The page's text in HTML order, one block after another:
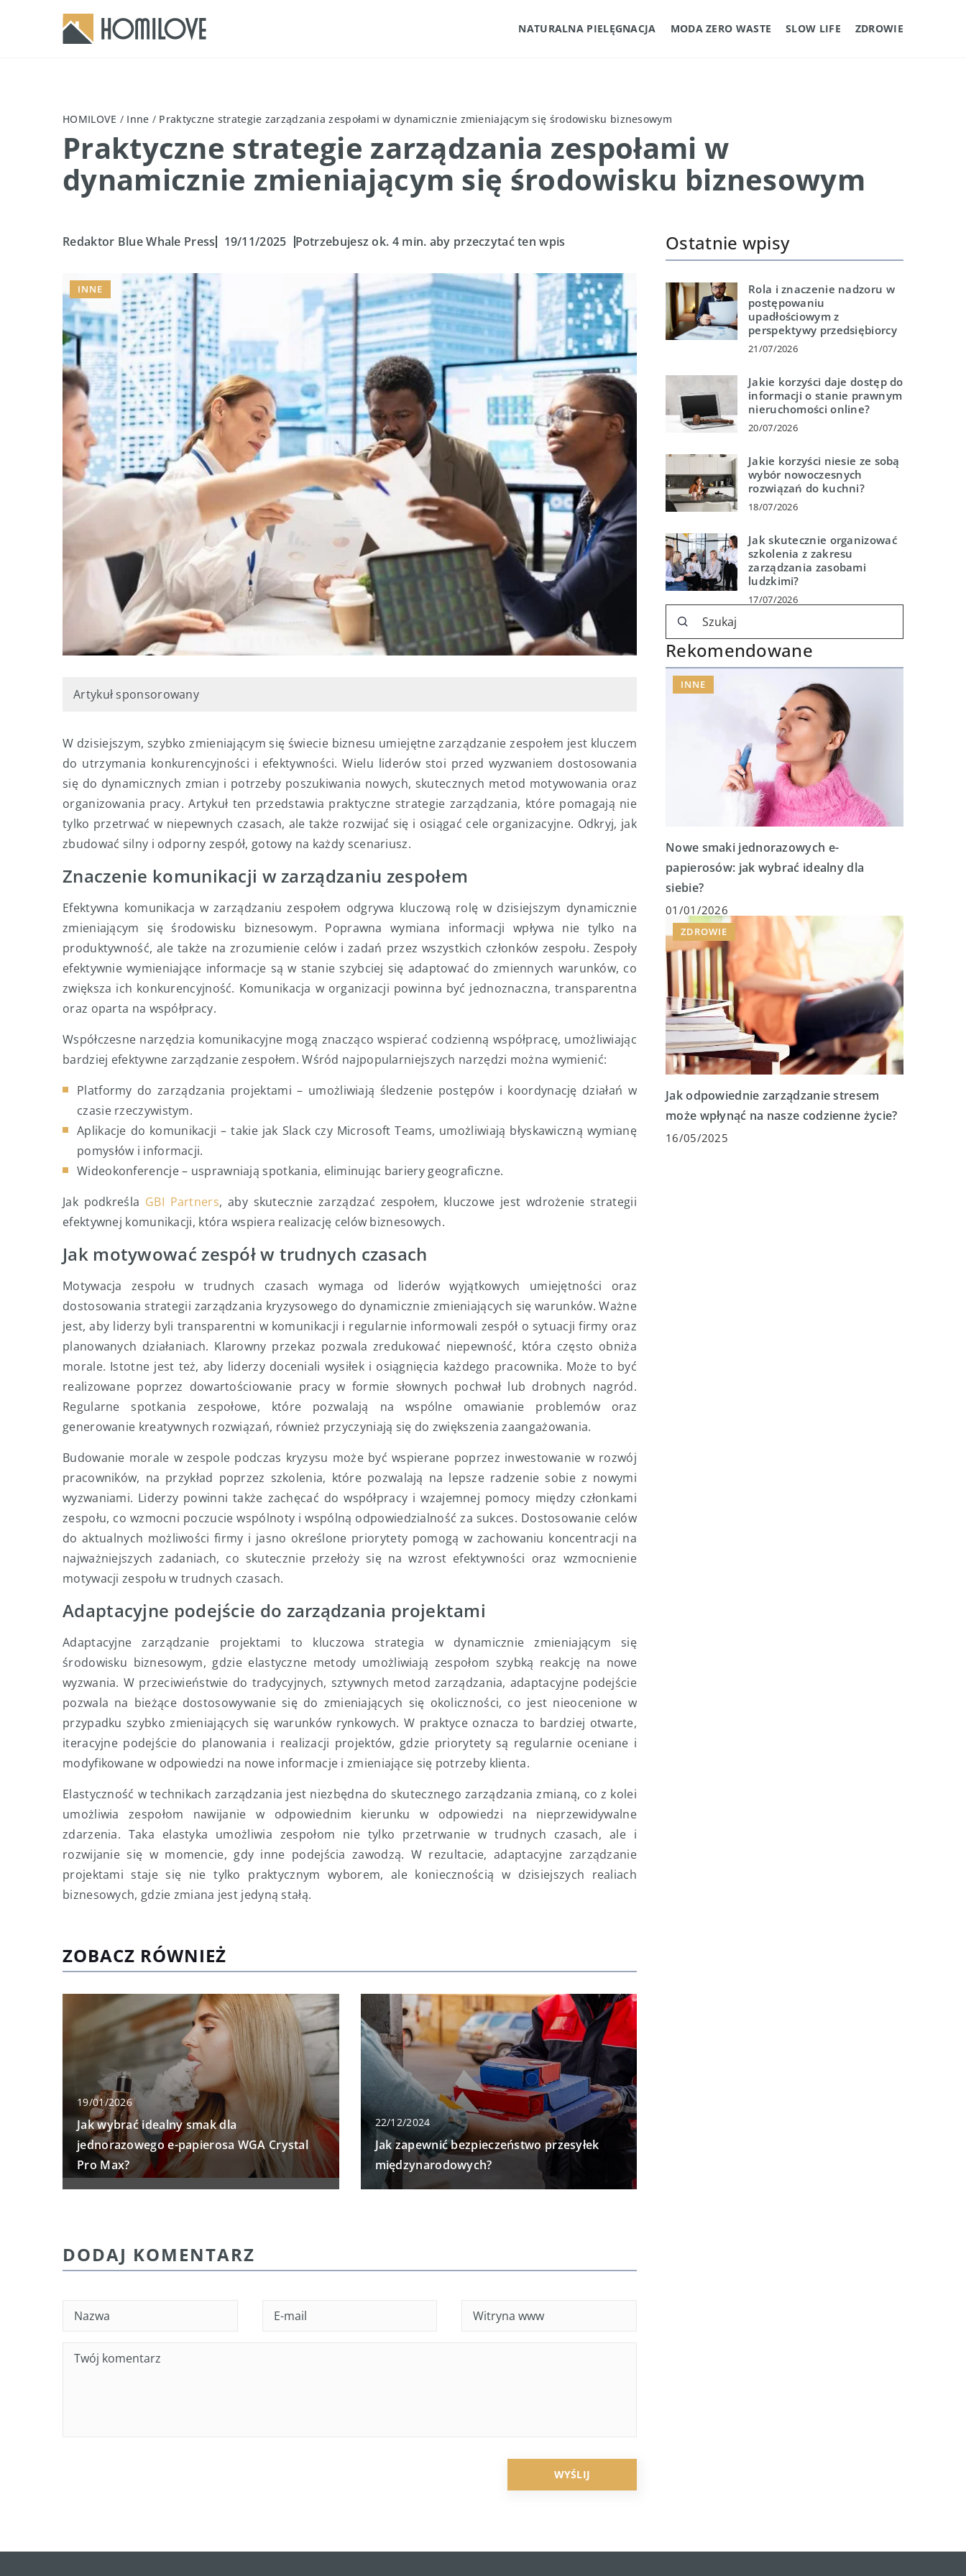
NATURALNA PIELĘGNACJA MODA ZERO WASTE SLOW LIFE ZDROWIE
HOMILOVE / Inne / Praktyczne strategie zarządzania zespołami w dynamicznie zmieniającym się środowisku biznesowym
Praktyczne strategie zarządzania zespołami w
dynamicznie zmieniającym się środowisku biznesowym
Redaktor Blue Whale Press 19/11/2025 Potrzebujesz ok. 4 min. aby przeczytać ten wpis
INNE
Artykuł sponsorowany
W dzisiejszym, szybko zmieniającym się świecie biznesu umiejętne zarządzanie zespołem jest kluczem
do utrzymania konkurencyjności i efektywności. Wielu liderów stoi przed wyzwaniem dostosowania
się do dynamicznych zmian i potrzeby poszukiwania nowych, skutecznych metod motywowania oraz
organizowania pracy. Artykuł ten przedstawia praktyczne strategie zarządzania, które pomagają nie
tylko przetrwać w niepewnych czasach, ale także rozwijać się i osiągać cele organizacyjne. Odkryj, jak
zbudować silny i odporny zespół, gotowy na każdy scenariusz.
Znaczenie komunikacji w zarządzaniu zespołem
Efektywna komunikacja w zarządzaniu zespołem odgrywa kluczową rolę w dzisiejszym dynamicznie
zmieniającym się środowisku biznesowym. Poprawna wymiana informacji wpływa nie tylko na
produktywność, ale także na zrozumienie celów i zadań przez wszystkich członków zespołu. Zespoły
efektywnie wymieniające informacje są w stanie szybciej się adaptować do zmiennych warunków, co
zwiększa ich konkurencyjność. Komunikacja w organizacji powinna być jednoznaczna, transparentna
oraz oparta na współpracy.
Współczesne narzędzia komunikacyjne mogą znacząco wspierać codzienną współpracę, umożliwiając
bardziej efektywne zarządzanie zespołem. Wśród najpopularniejszych narzędzi można wymienić:
Platformy do zarządzania projektami – umożliwiają śledzenie postępów i koordynację działań w
czasie rzeczywistym.
Aplikacje do komunikacji – takie jak Slack czy Microsoft Teams, umożliwiają błyskawiczną wymianę
pomysłów i informacji.
Wideokonferencje – usprawniają spotkania, eliminując bariery geograficzne.
Jak podkreśla GBI Partners, aby skutecznie zarządzać zespołem, kluczowe jest wdrożenie strategii
efektywnej komunikacji, która wspiera realizację celów biznesowych.
Jak motywować zespół w trudnych czasach
Motywacja zespołu w trudnych czasach wymaga od liderów wyjątkowych umiejętności oraz
dostosowania strategii zarządzania kryzysowego do dynamicznie zmieniających się warunków. Ważne
jest, aby liderzy byli transparentni w komunikacji i regularnie informowali zespół o sytuacji firmy oraz
planowanych działaniach. Klarowny przekaz pozwala zredukować niepewność, która często obniża
morale. Istotne jest też, aby liderzy doceniali wysiłek i osiągnięcia każdego pracownika. Może to być
realizowane poprzez dowartościowanie pracy w formie słownych pochwał lub drobnych nagród.
Regularne spotkania zespołowe, które pozwalają na wspólne omawianie problemów oraz
generowanie kreatywnych rozwiązań, również przyczyniają się do zwiększenia zaangażowania.
Budowanie morale w zespole podczas kryzysu może być wspierane poprzez inwestowanie w rozwój
pracowników, na przykład poprzez szkolenia, które pozwalają na lepsze radzenie sobie z nowymi
wyzwaniami. Liderzy powinni także zachęcać do współpracy i wzajemnej pomocy między członkami
zespołu, co wzmocni poczucie wspólnoty i wspólną odpowiedzialność za sukces. Dostosowanie celów
do aktualnych możliwości firmy i jasno określone priorytety pomogą w zachowaniu koncentracji na
najważniejszych zadaniach, co skutecznie przełoży się na wzrost efektywności oraz wzmocnienie
motywacji zespołu w trudnych czasach.
Adaptacyjne podejście do zarządzania projektami
Adaptacyjne zarządzanie projektami to kluczowa strategia w dynamicznie zmieniającym się
środowisku biznesowym, gdzie elastyczne metody umożliwiają zespołom szybką reakcję na nowe
wyzwania. W przeciwieństwie do tradycyjnych, sztywnych metod zarządzania, adaptacyjne podejście
pozwala na bieżące dostosowywanie się do zmieniających się okoliczności, co jest nieocenione w
przypadku szybko zmieniających się warunków rynkowych. W praktyce oznacza to bardziej otwarte,
iteracyjne podejście do planowania i realizacji projektów, gdzie priorytety są regularnie oceniane i
modyfikowane w odpowiedzi na nowe informacje i zmieniające się potrzeby klienta.
Elastyczność w technikach zarządzania jest niezbędna do skutecznego zarządzania zmianą, co z kolei
umożliwia zespołom nawijanie w odpowiednim kierunku w odpowiedzi na nieprzewidywalne
zdarzenia. Taka elastyka umożliwia zespołom nie tylko przetrwanie w trudnych czasach, ale i
rozwijanie się w momencie, gdy inne podejścia zawodzą. W rezultacie, adaptacyjne zarządzanie
projektami staje się nie tylko praktycznym wyborem, ale koniecznością w dzisiejszych realiach
biznesowych, gdzie zmiana jest jedyną stałą.
ZOBACZ RÓWNIEŻ
19/01/2026
Jak wybrać idealny smak dla
jednorazowego e-papierosa WGA Crystal
Pro Max?
22/12/2024
Jak zapewnić bezpieczeństwo przesyłek
międzynarodowych?
Ostatnie wpisy
Rola i znaczenie nadzoru w
postępowaniu
upadłościowym z
perspektywy przedsiębiorcy
21/07/2026
Jakie korzyści daje dostęp do
informacji o stanie prawnym
nieruchomości online?
20/07/2026
Jakie korzyści niesie ze sobą
wybór nowoczesnych
rozwiązań do kuchni?
18/07/2026
Jak skutecznie organizować
szkolenia z zakresu
zarządzania zasobami
ludzkimi?
17/07/2026
Rekomendowane
INNE
Nowe smaki jednorazowych e-
papierosów: jak wybrać idealny dla
siebie?
01/01/2026
ZDROWIE
Jak odpowiednie zarządzanie stresem
może wpłynąć na nasze codzienne życie?
16/05/2025
DODAJ KOMENTARZ